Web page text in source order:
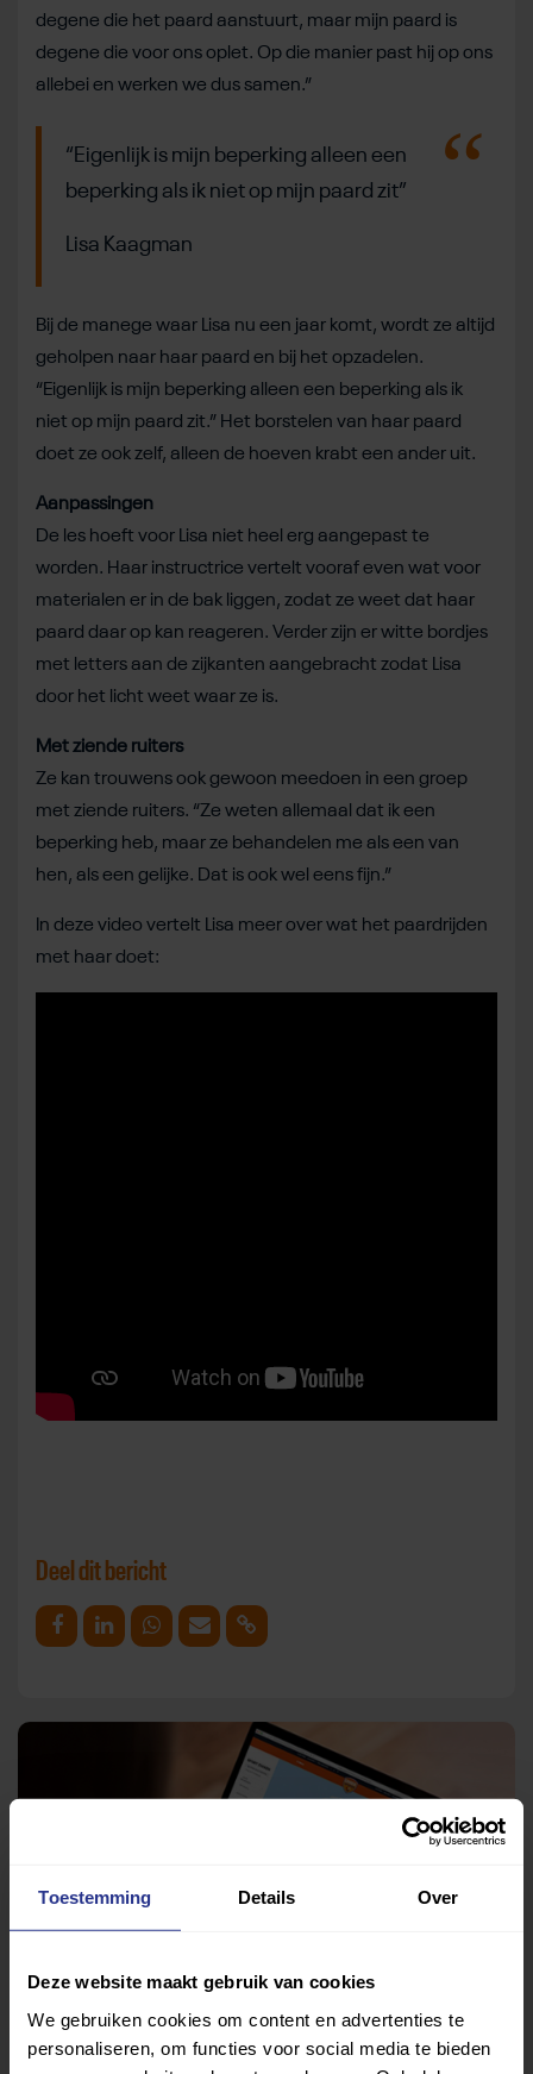
Toestemming Details Over
Deze website maakt gebruik van cookies
We gebruiken cookies om content en advertenties te
personaliseren, om functies voor social media te bieden
degene die het paard aanstuurt, maar mijn paard is
degene die voor ons oplet. Op die manier past hij op ons
allebei en werken we dus samen.”
“Eigenlijk is mijn beperking alleen een
beperking als ik niet op mijn paard zit”
Lisa Kaagman
Bij de manege waar Lisa nu een jaar komt, wordt ze altijd
geholpen naar haar paard en bij het opzadelen.
“Eigenlijk is mijn beperking alleen een beperking als ik
niet op mijn paard zit.” Het borstelen van haar paard
doet ze ook zelf, alleen de hoeven krabt een ander uit.
Aanpassingen
De les hoeft voor Lisa niet heel erg aangepast te
worden. Haar instructrice vertelt vooraf even wat voor
materialen er in de bak liggen, zodat ze weet dat haar
paard daar op kan reageren. Verder zijn er witte bordjes
met letters aan de zijkanten aangebracht zodat Lisa
door het licht weet waar ze is.
Met ziende ruiters
Ze kan trouwens ook gewoon meedoen in een groep
met ziende ruiters. “Ze weten allemaal dat ik een
beperking heb, maar ze behandelen me als een van
hen, als een gelijke. Dat is ook wel eens fijn.”
In deze video vertelt Lisa meer over wat het paardrijden
met haar doet:
Deel dit bericht
Deel op Facebook
Deel op LinkedinDeel op Whatsapp
Mail link Kopieer link